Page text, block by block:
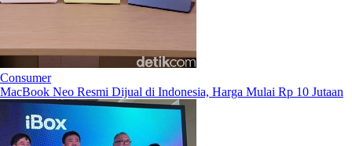
Consumer
MacBook Neo Resmi Dijual di Indonesia, Harga Mulai Rp 10 Jutaan